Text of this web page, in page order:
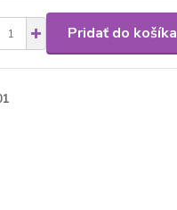
Pridať do košíka